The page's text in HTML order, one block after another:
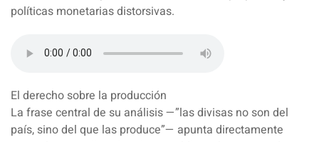
políticas monetarias distorsivas.
El derecho sobre la producción
La frase central de su análisis —”las divisas no son del
país, sino del que las produce”— apunta directamente